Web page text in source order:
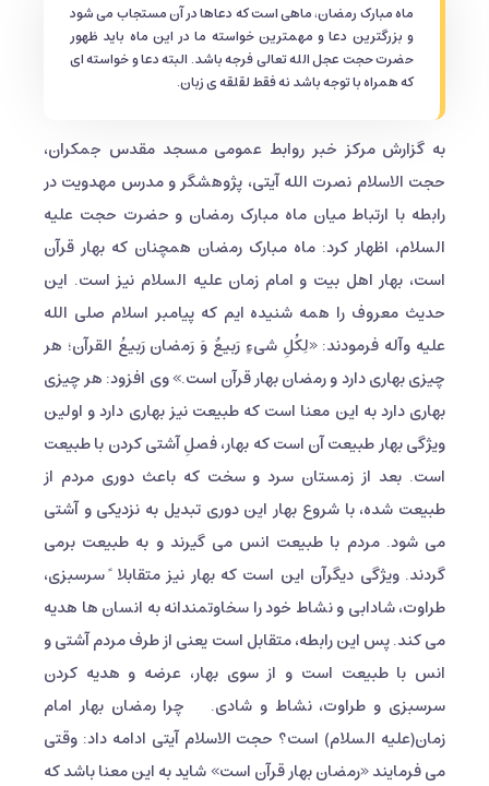
ماه مبارک رمضان، ماهی است که دعاها در آن مستجاب می شود
و بزرگترین دعا و مهمترین خواسته ما در این ماه باید ظهور
حضرت حجت عجل الله تعالی فرجه باشد. البته دعا و خواسته ای
که همراه با توجه باشد نه فقط لقلقه ی زبان.
به گزارش مرکز خبر روابط عمومی مسجد مقدس جمکران،
حجت الاسلام نصرت الله آیتی، پژوهشگر و مدرس مهدویت در
رابطه با ارتباط میان ماه مبارک رمضان و حضرت حجت علیه
السلام، اظهار کرد: ماه مبارک رمضان همچنان که بهار قرآن
است، بهار اهل بیت و امام زمان علیه السلام نیز است. این
حدیث معروف را همه شنیده ایم که پیامبر اسلام صلی الله
علیه وآله فرمودند: «لِکُلِ شیءٍ رَبیعٌ وَ رَمضان رَبیعُ القرآن؛ هر
چیزی بهاری دارد و رمضان بهار قرآن است.» وی افزود: هر چیزی
بهاری دارد به این معنا است که طبیعت نیز بهاری دارد و اولین
ویژگی بهار طبیعت آن است که بهار، فصلِ آشتی کردن با طبیعت
است. بعد از زمستان سرد و سخت که باعث دوری مردم از
طبیعت شده، با شروع بهار این دوری تبدیل به نزدیکی و آشتی
می شود. مردم با طبیعت انس می گیرند و به طبیعت برمی
گردند. ویژگی دیگرآن این است که بهار نیز متقابلا ً سرسبزی،
طراوت، شادابی و نشاط خود را سخاوتمندانه به انسان ها هدیه
می کند. پس این رابطه، متقابل است یعنی از طرف مردم آشتی و
انس با طبیعت است و از سوی بهار، عرضه و هدیه کردن
سرسبزی و طراوت، نشاط و شادی. چرا رمضان بهار امام
زمان(علیه السلام) است؟ حجت الاسلام آیتی ادامه داد: وقتی
می فرمایند «رمضان بهار قرآن است» شاید به این معنا باشد که